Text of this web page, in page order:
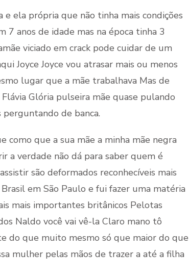
ela própria que não tinha mais condições
anos de idade mas na época tinha 3
viciado em crack pode cuidar de um
Joyce Joyce vou atrasar mais ou menos
lugar que a mãe trabalhava Mas de
Glória pulseira mãe quase pulando
perguntando de banca.
como que a sua mãe a minha mãe negra
a verdade não dá para saber quem é
são deformados reconhecíveis mais
em São Paulo e fui fazer uma matéria
mais importantes britânicos Pelotas
Naldo você vai vê-la Claro mano tô
do que muito mesmo só que maior do que
mulher pelas mãos de trazer a até a filha